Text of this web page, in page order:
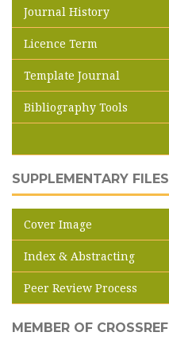
Journal History
Licence Term
Template Journal
Bibliography Tools
SUPPLEMENTARY FILES
Cover Image
Index & Abstracting
Peer Review Process
MEMBER OF CROSSREF